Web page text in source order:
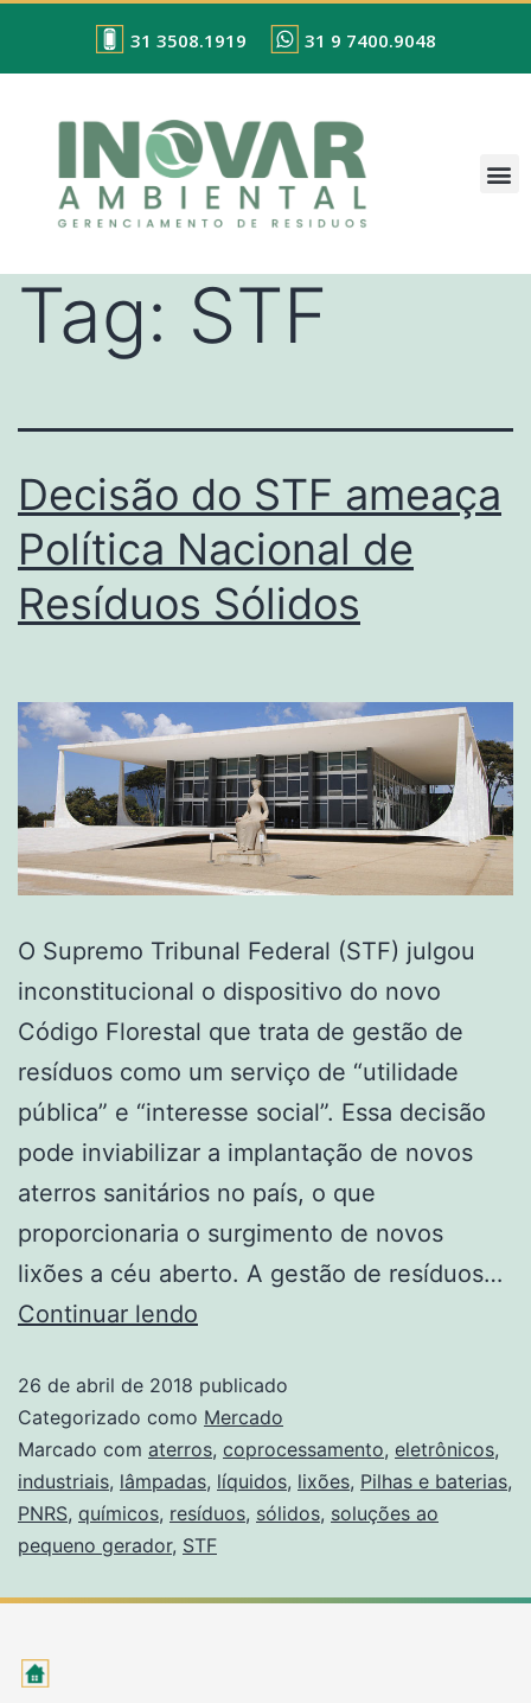
31 3508.1919 31 9 7400.9048
Tag: STF
Decisão do STF ameaça
Política Nacional de
Resíduos Sólidos
O Supremo Tribunal Federal (STF) julgou
inconstitucional o dispositivo do novo
Código Florestal que trata de gestão de
resíduos como um serviço de “utilidade
pública” e “interesse social”. Essa decisão
pode inviabilizar a implantação de novos
aterros sanitários no país, o que
proporcionaria o surgimento de novos
lixões a céu aberto. A gestão de resíduos…
Continuar lendo
26 de abril de 2018 publicado
Categorizado como Mercado
Marcado com aterros, coprocessamento, eletrônicos,
industriais, lâmpadas, líquidos, lixões, Pilhas e baterias,
PNRS, químicos, resíduos, sólidos, soluções ao
pequeno gerador, STF